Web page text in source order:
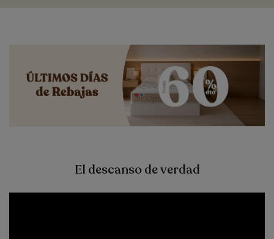
El descanso de verdad